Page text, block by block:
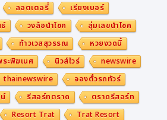
ลอตเตอรี่
เรียงเบอร์
วงล้อนำโชค
สุ่มเลขนำโชค
ท้าวเวสสุวรรณ
หวยงวดนี้
ระพิฆเนศ นิวส์ไวร์
newswire
thainewswire
จองตั๋วรถทัวร์
รีสอร์ทตราด
ตราดรีสอร์ท
Resort Trat
Trat Resort